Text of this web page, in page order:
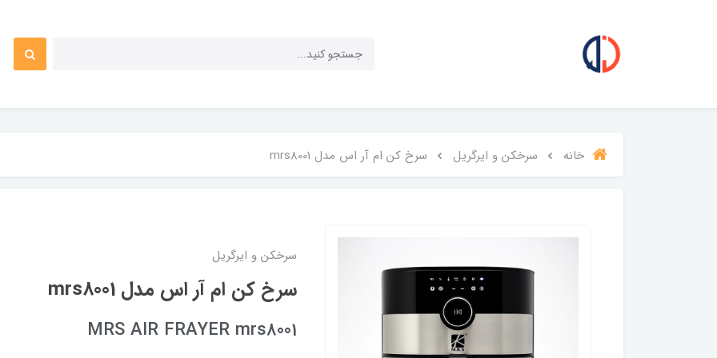
خانه سرخکن و ایرگریل سرخ کن ام آر اس مدل mrs8001
سرخکن و ایرگریل
سرخ کن ام آر اس مدل mrs8001
MRS AIR FRAYER mrs8001